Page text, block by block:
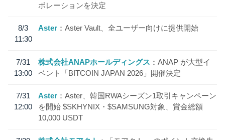
ボレーションを決定
8/3
11:30
Aster Aster Vault、全ユーザー向けに提供開始
7/31
13:00
株式会社ANAPホールディングス
ANAP が大型イ
ベント「BITCOIN JAPAN 2026」開催決定
7/31
12:00
Aster
Aster、韓国RWAシーズン1取引キャンペーン
を開始 $SKHYNIX・$SAMSUNG対象、賞金総額
10,000 USDT